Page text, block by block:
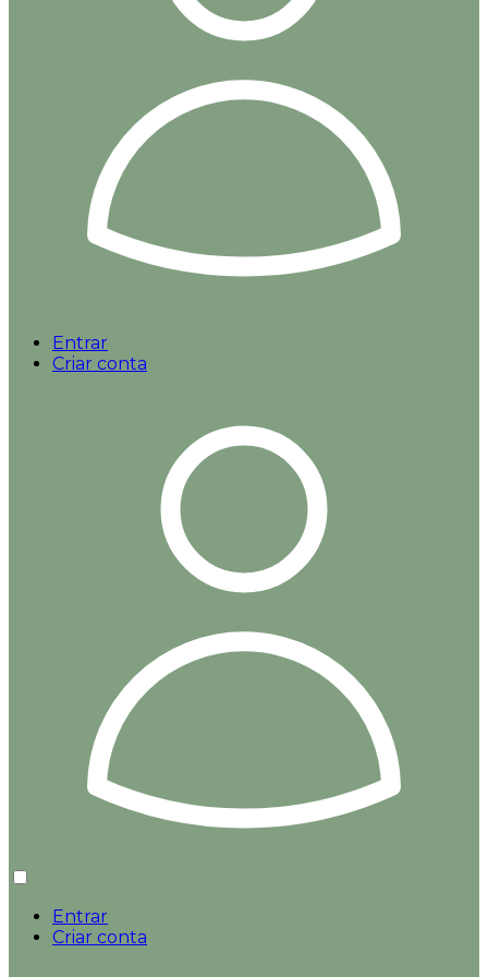
Entrar
Criar conta
Entrar
Criar conta